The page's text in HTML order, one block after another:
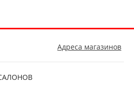
Адреса магазинов